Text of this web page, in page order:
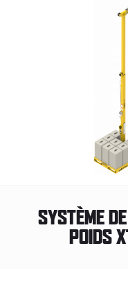
SYSTÈME
POIDS